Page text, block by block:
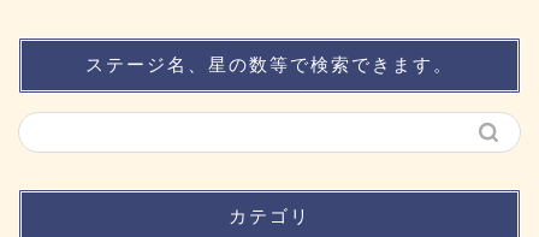
ステージ名、星の数等で検索できます。
カテゴリ